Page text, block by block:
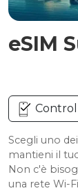
eSIM
Scegli uno
mantieni il
Non c'è
una rete Wi-